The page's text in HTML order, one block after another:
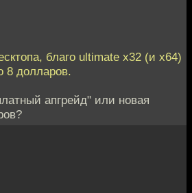
благо ultimate x32 (и х64)
8 долларов.
апгрейд" или новая